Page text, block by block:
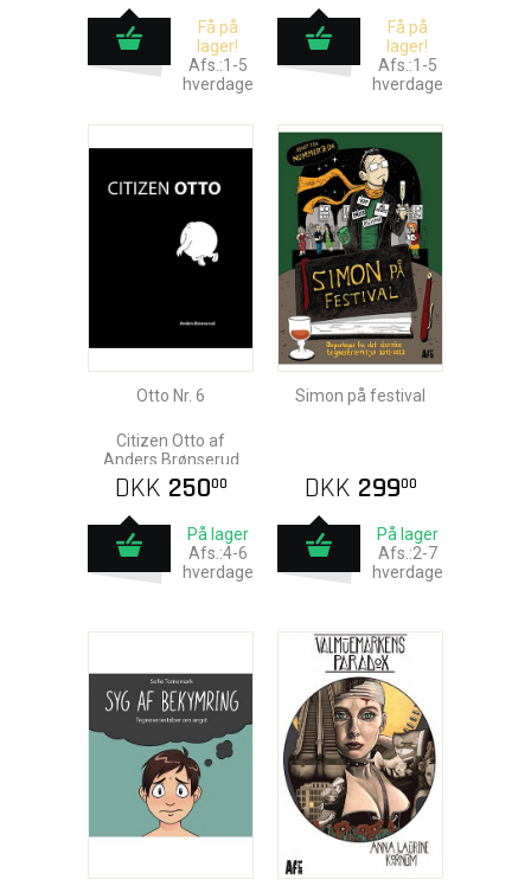
Få på
lager!
Afs.:1-5
hverdage
Få på
lager!
Afs.:1-5
hverdage
Otto Nr. 6
Citizen Otto af
Anders Brønserud
DKK 25000
På lager
Afs.:4-6
hverdage
Simon på festival
DKK 29900
På lager
Afs.:2-7
hverdage